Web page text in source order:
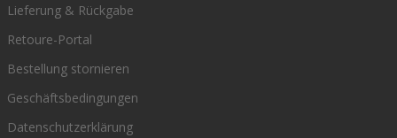
Lieferung & Rückgabe
Retoure-Portal
Bestellung stornieren
Geschäftsbedingungen
Datenschutzerklärung